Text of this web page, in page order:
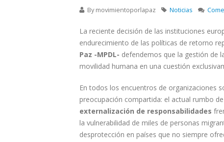
By movimientoporlapaz Noticias
La reciente decisión de las instituciones
endurecimiento de las políticas de retorno
Paz -MPDL- defendemos que la gestión de
movilidad humana en una cuestión
En todos los encuentros de organizaciones
preocupación compartida: el actual rumbo
externalización de responsabilidades
la vulnerabilidad de miles de personas
desprotección en países que no siempre